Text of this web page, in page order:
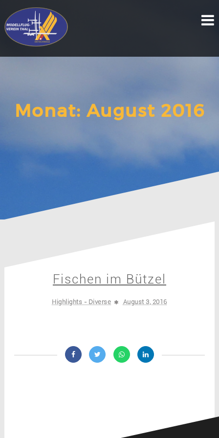
content
Monat: August 2016
Fischen im Bützel
Highlights - Diverse August 3, 2016